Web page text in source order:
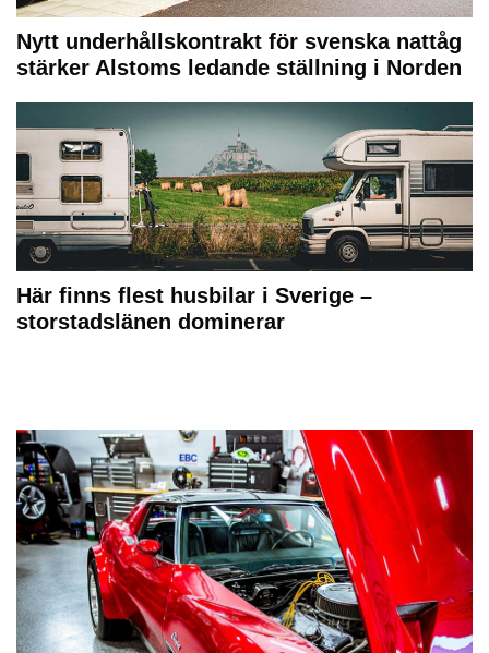
Nytt underhållskontrakt för svenska nattåg
stärker Alstoms ledande ställning i Norden
Här finns flest husbilar i Sverige –
storstadslänen dominerar